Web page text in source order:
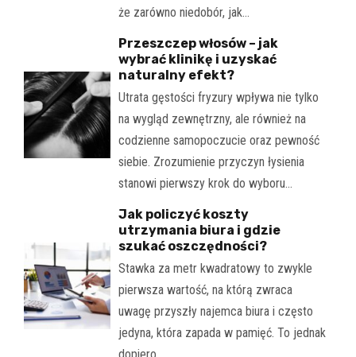
że zarówno niedobór, jak…
Przeszczep włosów – jak
wybrać klinikę i uzyskać
naturalny efekt?
Utrata gęstości fryzury wpływa nie tylko
na wygląd zewnętrzny, ale również na
codzienne samopoczucie oraz pewność
siebie. Zrozumienie przyczyn łysienia
stanowi pierwszy krok do wyboru…
Jak policzyć koszty
utrzymania biura i gdzie
szukać oszczędności?
Stawka za metr kwadratowy to zwykle
pierwsza wartość, na którą zwraca
uwagę przyszły najemca biura i często
jedyna, która zapada w pamięć. To jednak